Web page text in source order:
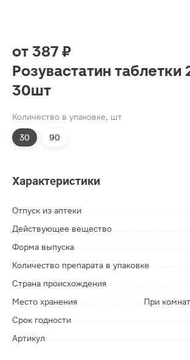
от 387 ₽
Розувастатин таблетки
30шт
Количество в упаковке, шт
30 90
Характеристики
Отпуск из аптеки
Действующее вещество
Форма выпуска
Количество препарата в упаковке
Страна происхождения
Место хранения
При
Срок годности
Артикул